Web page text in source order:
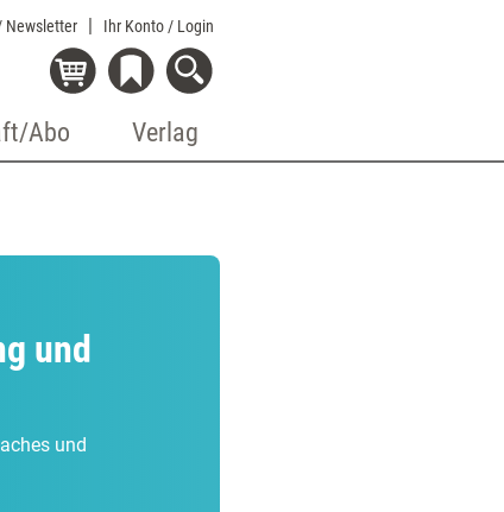
Newsletter Ihr Konto / Login
Abo Verlag
und
und